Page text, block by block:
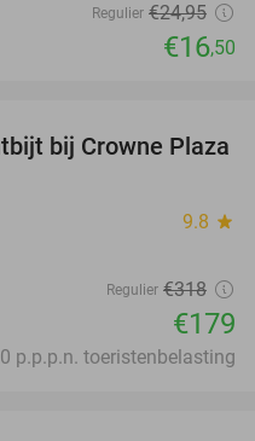
Regulier €24,95
€16,50
44%
bij Crowne Plaza
9.8 star
Regulier €318
€179
p.p.p.n. toeristenbelasting